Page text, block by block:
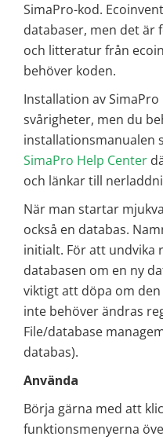
SimaPro-kod.
databaser, men det
och litteratur från
behöver koden.
Installation av
svårigheter, men du
installationsmanualen
SimaPro Help Center
och länkar till
När man startar
också en databas.
initialt. För att undvika
databasen om en ny
viktigt att döpa om
inte behöver ändras
File/database
databas).
Använda
Börja gärna med att
funktionsmenyerna